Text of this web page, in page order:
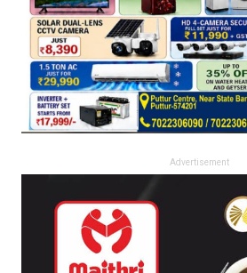
Advertisement